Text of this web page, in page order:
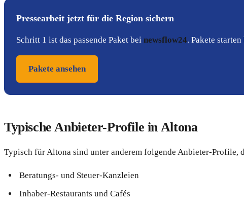
Pressearbeit jetzt für die Region sichern
Schritt 1 ist das passende Paket bei newsflow24. Pakete
Pakete ansehen
Typische Anbieter-Profile in Altona
Typisch für Altona sind unter anderem folgende Anbieter-Profile,
Beratungs- und Steuer-Kanzleien
Inhaber-Restaurants und Cafés